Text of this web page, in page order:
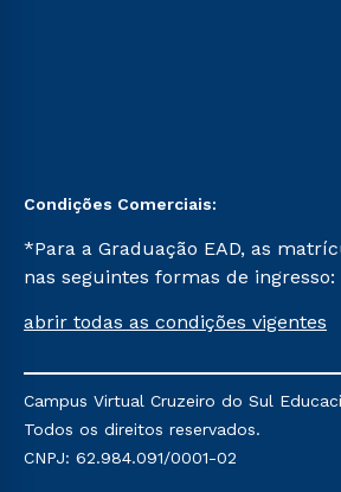
Condições Comerciais:
*Para a Graduação EAD, as
nas seguintes formas de ingresso:
Já para as demais, a taxa de
mencionadas são referentes aos
Religioso, Geografia para a
do Ensino de História: Questões
abrir todas as condições vigentes
Campus Virtual Cruzeiro do Sul
Todos os direitos reservados.
CNPJ: 62.984.091/0001-02